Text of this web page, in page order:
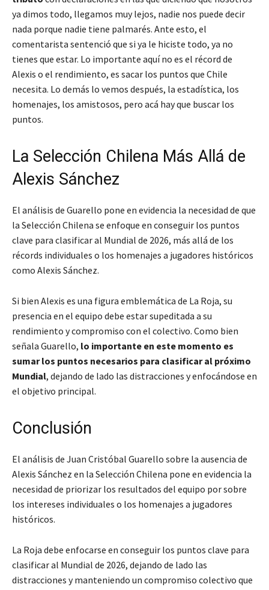
ya dimos todo, llegamos muy lejos, nadie nos puede decir
nada porque nadie tiene palmarés. Ante esto, el
comentarista sentenció que si ya le hiciste todo, ya no
tienes que estar. Lo importante aquí no es el récord de
Alexis o el rendimiento, es sacar los puntos que Chile
necesita. Lo demás lo vemos después, la estadística, los
homenajes, los amistosos, pero acá hay que buscar los
puntos.
La Selección Chilena Más Allá de
Alexis Sánchez
El análisis de Guarello pone en evidencia la necesidad de que
la Selección Chilena se enfoque en conseguir los puntos
clave para clasificar al Mundial de 2026, más allá de los
récords individuales o los homenajes a jugadores históricos
como Alexis Sánchez.
Si bien Alexis es una figura emblemática de La Roja, su
presencia en el equipo debe estar supeditada a su
rendimiento y compromiso con el colectivo. Como bien
señala Guarello, lo importante en este momento es
sumar los puntos necesarios para clasificar al próximo
Mundial, dejando de lado las distracciones y enfocándose en
el objetivo principal.
Conclusión
El análisis de Juan Cristóbal Guarello sobre la ausencia de
Alexis Sánchez en la Selección Chilena pone en evidencia la
necesidad de priorizar los resultados del equipo por sobre
los intereses individuales o los homenajes a jugadores
históricos.
La Roja debe enfocarse en conseguir los puntos clave para
clasificar al Mundial de 2026, dejando de lado las
distracciones y manteniendo un compromiso colectivo que